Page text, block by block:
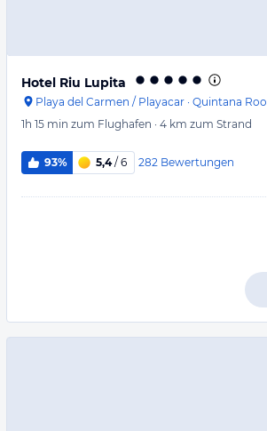
Hotel Riu Lupita
Playa del Carmen / Playacar · Quintana Roo
1h 15 min zum Flughafen · 4 km zum Strand
93% 5,4/ 6 282 Bewertungen